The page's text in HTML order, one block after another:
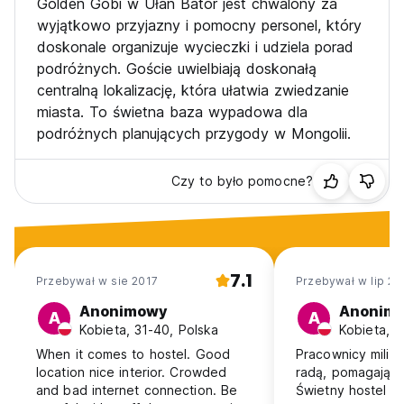
* Jazda na wielbłądzie w Mongolii
* Wycieczki u rodziny goszczącej w Mongolii (Nomadic
Cultural Homestay)
* Północna część - jezioro Khuvsgul - społeczność Tsaatan
* Pustynia Gobi
* Daleki Zachód - Bayan Ulgii - Festiwal Orłów
Nasz personel posiada różne certyfikaty turystyczne i ma
wyjątkowe doświadczenie w organizowaniu i prowadzeniu
wycieczek po Mongolii. Jesteśmy najlepsi w Mongolii, jeśli
chodzi o organizowanie wegetariańskich posiłków i
wycieczek dostosowanych do zainteresowań i ograniczeń
czasowych naszych gości. Wspieramy rodziny nomadów i
kraju.
Naszym celem jest zapewnienie komfortowego
zakwaterowania i niezapomnianych, ale bezpiecznych
podróży, z niezawodnym i uczciwym zespołem - tak, abyś
mógł skupić się na odkrywaniu lokalnej kultury i
koczowniczego stylu życia oraz naszej pięknej ojczyzny.
(Auto-translated from original language)
Golden Gobi w Ułan Bator jest chwalony za
wyjątkowo przyjazny i pomocny personel, który
doskonale organizuje wycieczki i udziela porad
podróżnych. Goście uwielbiają doskonałą
centralną lokalizację, która ułatwia zwiedzanie
miasta. To świetna baza wypadowa dla
podróżnych planujących przygody w Mongolii.
Czy to było pomocne?
Przebywał w sie 2017 7.1
A Anonimowy
Kobieta, 31-40, Polska
When it comes to hostel. Good
location nice interior. Crowded
and bad internet connection. Be
Przebywał w lip
A
Kobieta,
Pracownicy mili,
radą, pomagają
Świetny hostel :)